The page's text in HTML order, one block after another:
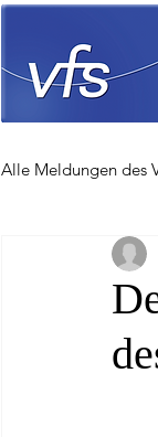
Alle Meldungen des